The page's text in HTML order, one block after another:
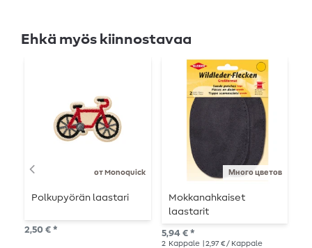
Ehkä myös kiinnostavaa
от Monoquick
Polkupyörän laastari
2,50 € *
Много цветов
Mokkanahkaiset
laastarit
5,94 € *
2 Kappale | 2,97 € / Kappale